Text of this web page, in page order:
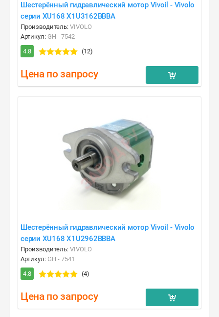
Шестерённый гидравлический мотор Vivoil - Vivolo
серии XU168 X1U3162BBBA
Производитель: VIVOLO
Артикул: GH - 7542
4.8
(12)
Цена по запросу
Шестерённый гидравлический мотор Vivoil - Vivolo
серии XU168 X1U2962BBBA
Производитель: VIVOLO
Артикул: GH - 7541
4.8
(4)
Цена по запросу